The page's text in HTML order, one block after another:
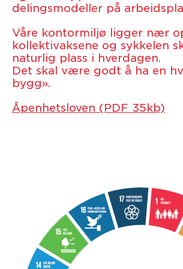
delingsmodeller på
Våre kontormiljø ligger nær
kollektivaksene og sykkelen
naturlig plass i hverdagen.
Det skal være godt å ha en
bygg».
Åpenhetsloven (PDF 35kb)